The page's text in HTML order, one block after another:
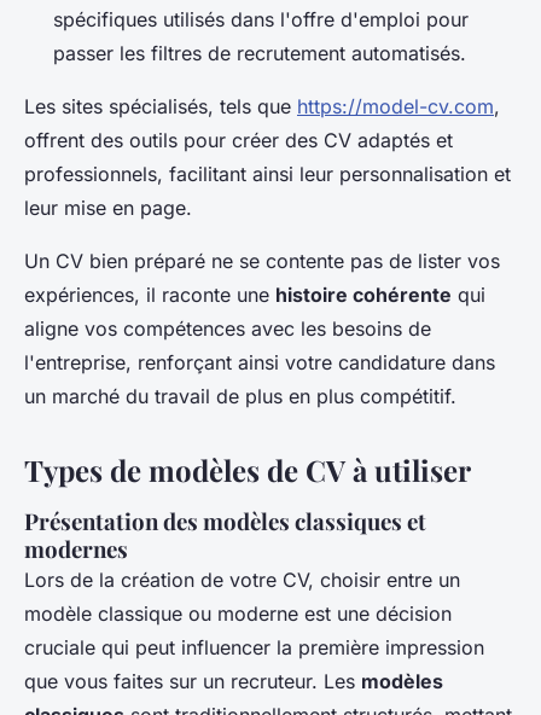
spécifiques utilisés dans l'offre d'emploi pour
passer les filtres de recrutement automatisés.
Les sites spécialisés, tels que https://model-cv.com,
offrent des outils pour créer des CV adaptés et
professionnels, facilitant ainsi leur personnalisation et
leur mise en page.
Un CV bien préparé ne se contente pas de lister vos
expériences, il raconte une histoire cohérente qui
aligne vos compétences avec les besoins de
l'entreprise, renforçant ainsi votre candidature dans
un marché du travail de plus en plus compétitif.
Types de modèles de CV à utiliser
Présentation des modèles classiques et
modernes
Lors de la création de votre CV, choisir entre un
modèle classique ou moderne est une décision
cruciale qui peut influencer la première impression
que vous faites sur un recruteur. Les modèles